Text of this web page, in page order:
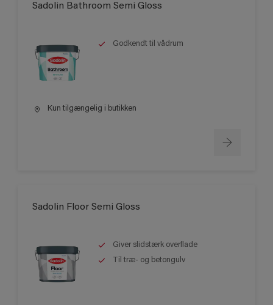
Sadolin Bathroom Semi Gloss
Godkendt til vådrum
Kun tilgængelig i butikken
Sadolin Floor Semi Gloss
Giver slidstærk overflade
Til træ- og betongulv